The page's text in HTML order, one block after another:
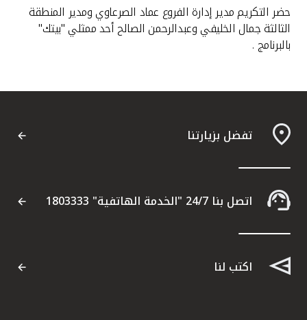
حضر التكريم مدير إدارة الفروع عماد الصرعاوي ومدير المنطقة
الثالثة جمال الخليفي وعبدالرحمن الصالح أحد ممثلي "بيتك"
بالبرنامج .
تفضل بزيارتنا
اتصل بنا 24/7 "الخدمة الهاتفية" 1803333
اكتب لنا